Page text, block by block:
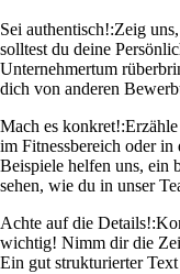
Sei authentisch!:Zeig
solltest du deine
Unternehmertum
dich von anderen
Mach es konkret!:
im Fitnessbereich oder
Beispiele helfen uns, ein
sehen, wie du in unser
Achte auf die Details!:
wichtig! Nimm dir die
Ein gut strukturierter